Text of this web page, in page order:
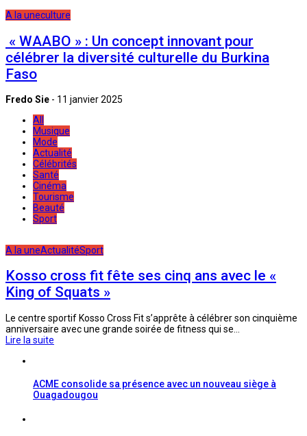
A la uneculture
« WAABO » : Un concept innovant pour
célébrer la diversité culturelle du Burkina
Faso
Fredo Sie - 11 janvier 2025
All
Musique
Mode
Actualité
Célébrités
Santé
Cinéma
Tourisme
Beauté
Sport
A la uneActualitéSport
Kosso cross fit fête ses cinq ans avec le «
King of Squats »
Le centre sportif Kosso Cross Fit s’apprête à célébrer son cinquième
anniversaire avec une grande soirée de fitness qui se…
Lire la suite
ACME consolide sa présence avec un nouveau siège à
Ouagadougou